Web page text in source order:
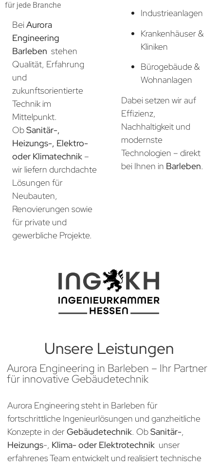
für jede Branche
BeiAurora
Engineering
Barleben stehen
Qualität, Erfahrung
und
zukunftsorientierte
Technik im
Mittelpunkt.
ObSanitär-,
Heizungs-, Elektro-
oder Klimatechnik –
wir liefern durchdachte
Lösungen für
Neubauten,
Renovierungen sowie
für private und
gewerbliche Projekte.
Industrieanlagen
Krankenhäuser &
Kliniken
Bürogebäude &
Wohnanlagen
Dabei setzen wir auf
Effizienz,
Nachhaltigkeit und
modernste
Technologien – direkt
bei Ihnen in Barleben.
Unsere Leistungen
Aurora Engineering in Barleben – Ihr Partner
für innovative Gebäudetechnik
Aurora Engineering steht in Barleben für
fortschrittliche Ingenieurlösungen und ganzheitliche
Konzepte in derGebäudetechnik. ObSanitär-,
Heizungs-, Klima- oder Elektrotechnik unser
erfahrenes Team entwickelt und realisiert technische